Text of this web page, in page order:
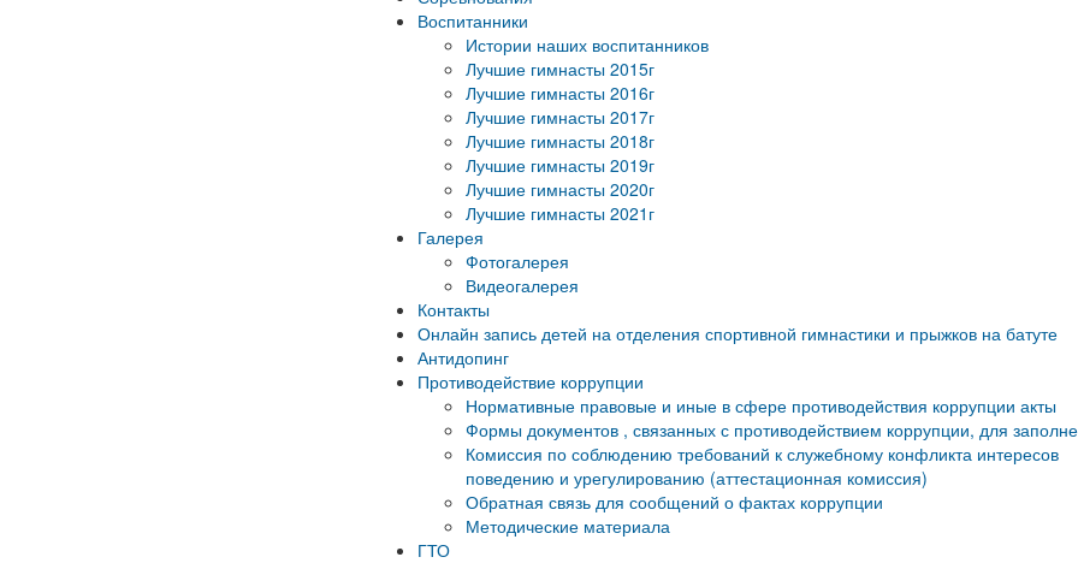
Воспитанники
Истории наших воспитанников
Лучшие гимнасты 2015г
Лучшие гимнасты 2016г
Лучшие гимнасты 2017г
Лучшие гимнасты 2018г
Лучшие гимнасты 2019г
Лучшие гимнасты 2020г
Лучшие гимнасты 2021г
Галерея
Фотогалерея
Видеогалерея
Контакты
Онлайн запись детей на отделения спортивной гимнастики и прыжков на батуте
Антидопинг
Противодействие коррупции
Нормативные правовые и иные в сфере противодействия коррупции акты
Формы документов , связанных с противодействием коррупции, для
Комиссия по соблюдению требований к служебному конфликта интересов
поведению и урегулированию (аттестационная комиссия)
Обратная связь для сообщений о фактах коррупции
Методические материала
ГТО